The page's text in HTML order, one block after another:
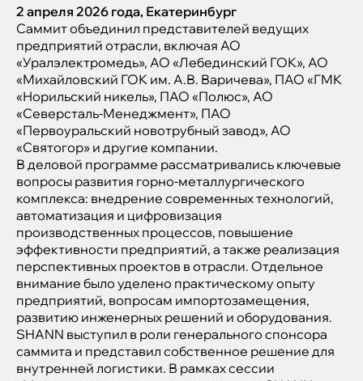
2 апреля 2026 года, Екатеринбург
Саммит объединил представителей ведущих
предприятий отрасли, включая АО
«Уралэлектромедь», АО «Лебединский ГОК», АО
«Михайловский ГОК им. А.В. Варичева», ПАО «ГМК
«Норильский никель», ПАО «Полюс», АО
«Северсталь-Менеджмент», ПАО
«Первоуральский новотрубный завод», АО
«Святогор» и другие компании.
В деловой программе рассматривались ключевые
вопросы развития горно-металлургического
комплекса: внедрение современных технологий,
автоматизация и цифровизация
производственных процессов, повышение
эффективности предприятий, а также реализация
перспективных проектов в отрасли. Отдельное
внимание было уделено практическому опыту
предприятий, вопросам импортозамещения,
развитию инженерных решений и оборудования.
SHANN выступил в роли генерального спонсора
саммита и представил собственное решение для
внутренней логистики. В рамках сессии